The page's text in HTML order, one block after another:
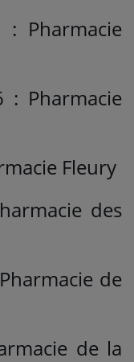
Pharmacie
: Pharmacie
Fleury
des
de
de la